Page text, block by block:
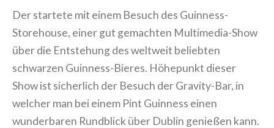
Der startete mit einem Besuch des Guinness-
Storehouse, einer gut gemachten Multimedia-Show
über die Entstehung des weltweit beliebten
schwarzen Guinness-Bieres. Höhepunkt dieser
Show ist sicherlich der Besuch der Gravity-Bar, in
welcher man bei einem Pint Guinness einen
wunderbaren Rundblick über Dublin genießen kann.